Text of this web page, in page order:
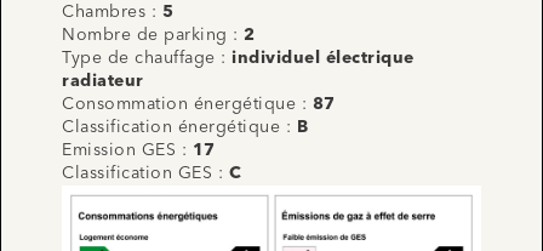
Chambres : 5
Nombre de parking : 2
Type de chauffage : individuel électrique
radiateur
Consommation énergétique : 87
Classification énergétique :
B
Emission GES : 17
Classification GES : C